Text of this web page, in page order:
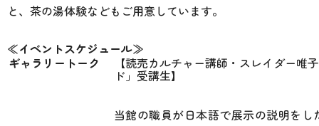
と、茶の湯体験などもご用意しています。
≪イベントスケジュール≫
ギャラリートーク
【読売カルチャー講師・スレイダー
ド」受講生】
当館の職員が日本語で展示の説明を